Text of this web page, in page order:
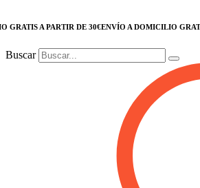
A PARTIR DE 30€ ENVÍO A DOMICILIO GRATIS
Buscar